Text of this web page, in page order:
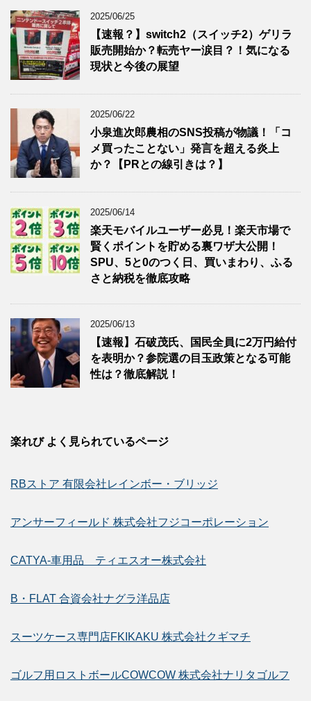
2025/06/25
【速報？】switch2（スイッチ2）ゲリラ
販売開始か？転売ヤー涙目？！気になる
現状と今後の展望
2025/06/22
小泉進次郎農相のSNS投稿が物議！「コ
メ買ったことない」発言を超える炎上
か？【PRとの線引きは？】
2025/06/14
楽天モバイルユーザー必見！楽天市場で
賢くポイントを貯める裏ワザ大公開！
SPU、5と0のつく日、買いまわり、ふる
さと納税を徹底攻略
2025/06/13
【速報】石破茂氏、国民全員に2万円給付
を表明か？参院選の目玉政策となる可能
性は？徹底解説！
楽れび よく見られているページ
RBストア 有限会社レインボー・ブリッジ
アンサーフィールド 株式会社フジコーポレーション
CATYA-車用品 ティエスオー株式会社
B・FLAT 合資会社ナグラ洋品店
スーツケース専門店FKIKAKU 株式会社クギマチ
ゴルフ用ロストボールCOWCOW 株式会社ナリタゴルフ